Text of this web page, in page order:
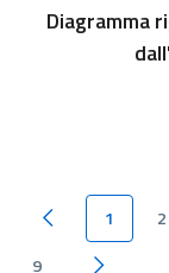
Diagramma
Pagina 1 2
9